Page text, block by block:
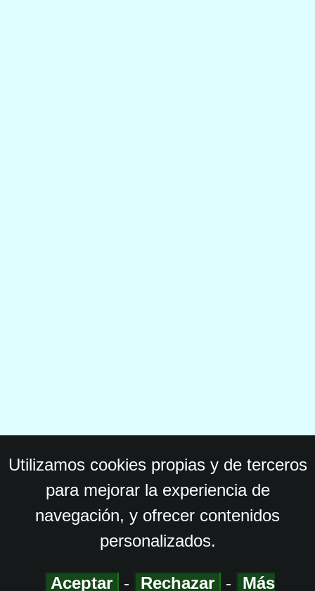
Utilizamos cookies propias y de terceros
para mejorar la experiencia de
navegación, y ofrecer contenidos
personalizados.
Aceptar - Rechazar - Más